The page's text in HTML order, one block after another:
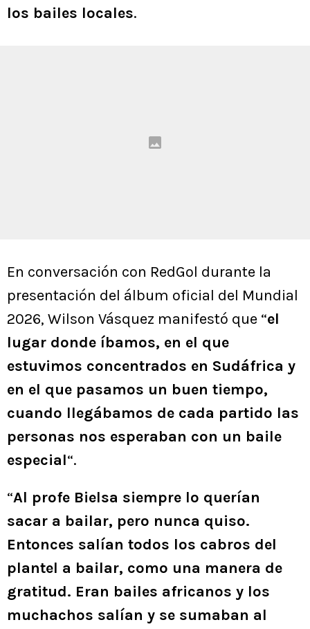
los bailes locales.
En conversación con RedGol durante la
presentación del álbum oficial del Mundial
2026, Wilson Vásquez manifestó que “el
lugar donde íbamos, en el que
estuvimos concentrados en Sudáfrica y
en el que pasamos un buen tiempo,
cuando llegábamos de cada partido las
personas nos esperaban con un baile
especial“.
“Al profe Bielsa siempre lo querían
sacar a bailar, pero nunca quiso.
Entonces salían todos los cabros del
plantel a bailar, como una manera de
gratitud. Eran bailes africanos y los
muchachos salían y se sumaban al